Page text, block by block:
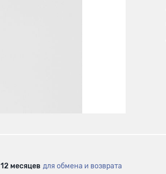
12 месяцев для обмена и возврата